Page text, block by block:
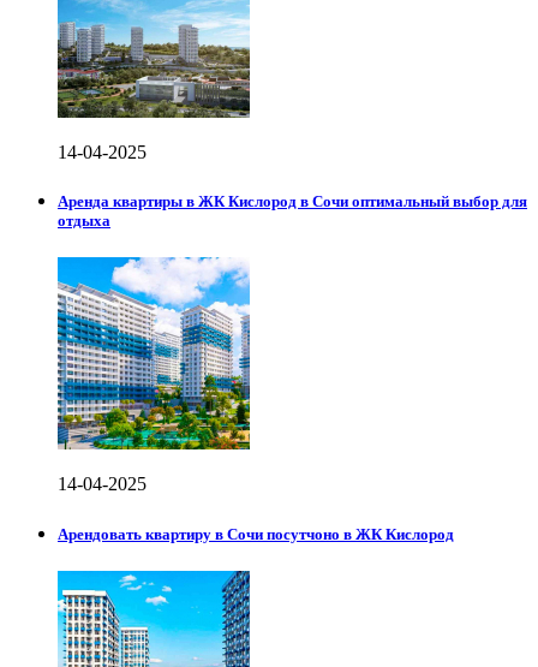
14-04-2025
Аренда квартиры в ЖК Кислород в Сочи оптимальный выбор для
отдыха
14-04-2025
Арендовать квартиру в Сочи посутчоно в ЖК Кислород